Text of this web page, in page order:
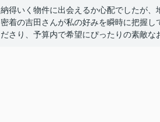
納得いく物件に出会えるか心配でしたが、
密着の吉田さんが私の好みを瞬時に把握し
ださり、予算内で希望にぴったりの素敵な